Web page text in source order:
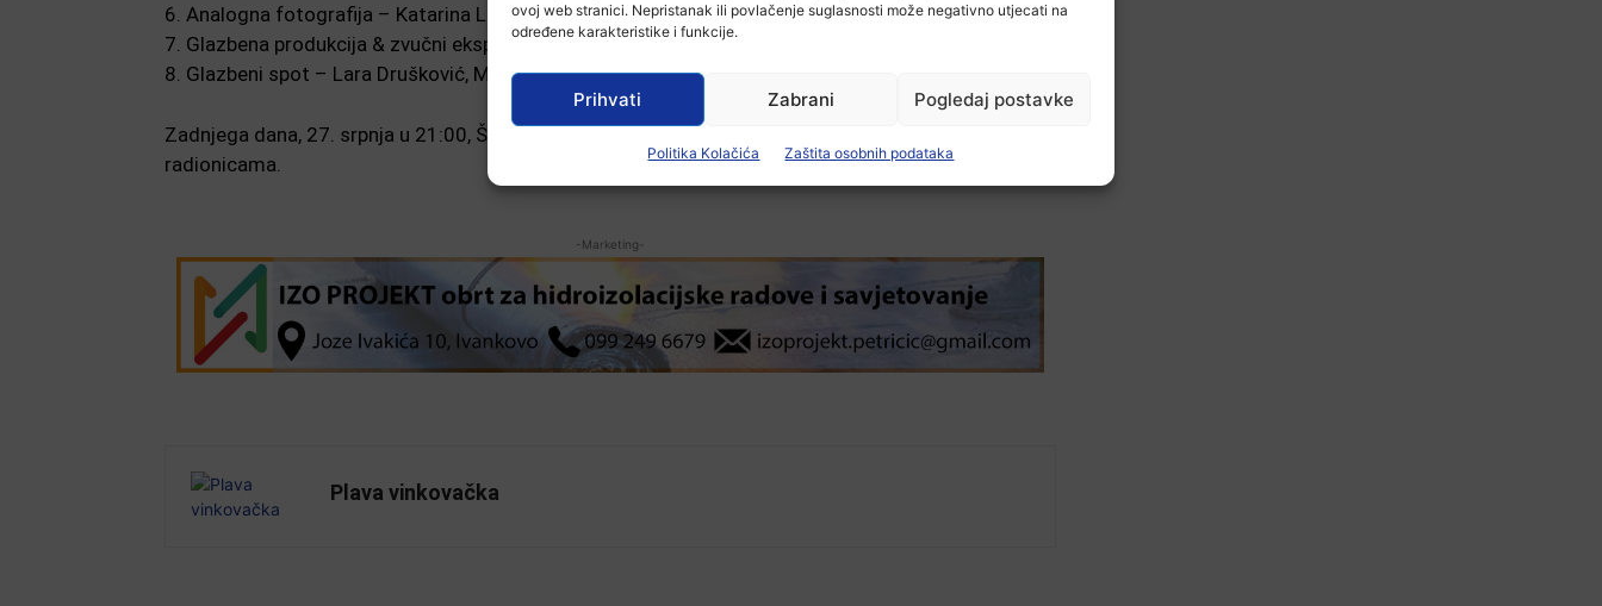
ovoj web stranici. Nepristanak ili povlačenje suglasnosti može negativno utjecati na
određene karakteristike i funkcije.
Prihvati Zabrani Pogledaj postavke
Politika Kolačića Zaštita osobnih podataka
6. Analogna fotografija – Katarina Landeka
7. Glazbena produkcija & zvučni eksperimenti – Magda Mas
8. Glazbeni spot – Lara Drušković, Mirsad Mahmutović i Antea Šoštarić
Zadnjega dana, 27. srpnja u 21:00, Škola će biti zatvorena projekcijom filmova nastalih na
radionicama.
-Marketing-
Plava vinkovačka